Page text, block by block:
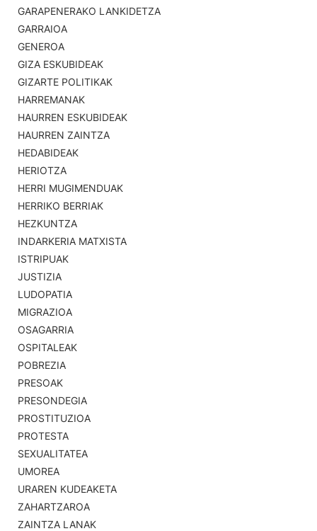
GARAPENERAKO LANKIDETZA
GARRAIOA
GENEROA
GIZA ESKUBIDEAK
GIZARTE POLITIKAK
HARREMANAK
HAURREN ESKUBIDEAK
HAURREN ZAINTZA
HEDABIDEAK
HERIOTZA
HERRI MUGIMENDUAK
HERRIKO BERRIAK
HEZKUNTZA
INDARKERIA MATXISTA
ISTRIPUAK
JUSTIZIA
LUDOPATIA
MIGRAZIOA
OSAGARRIA
OSPITALEAK
POBREZIA
PRESOAK
PRESONDEGIA
PROSTITUZIOA
PROTESTA
SEXUALITATEA
UMOREA
URAREN KUDEAKETA
ZAHARTZAROA
ZAINTZA LANAK